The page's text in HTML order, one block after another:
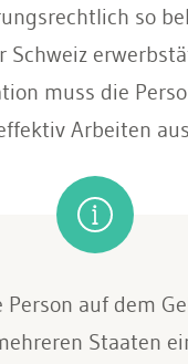
so
Schweiz
muss die
Arbeiten
Person auf dem
Staaten